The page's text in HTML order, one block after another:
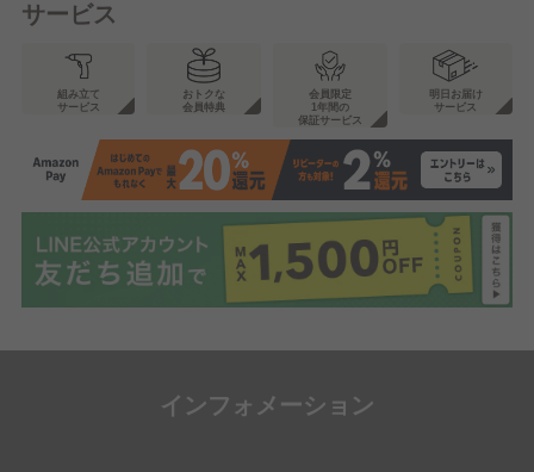
サービス
組み立て
サービス
おトクな
会員特典
会員限定
1年間の
保証サービス
明日お届け
サービス
インフォメーション